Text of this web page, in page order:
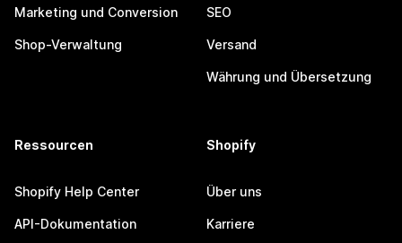
Marketing und Conversion
Shop-Verwaltung
SEO
Versand
Währung und Übersetzung
Ressourcen
Shopify Help Center
API-Dokumentation
Shopify
Über uns
Karriere